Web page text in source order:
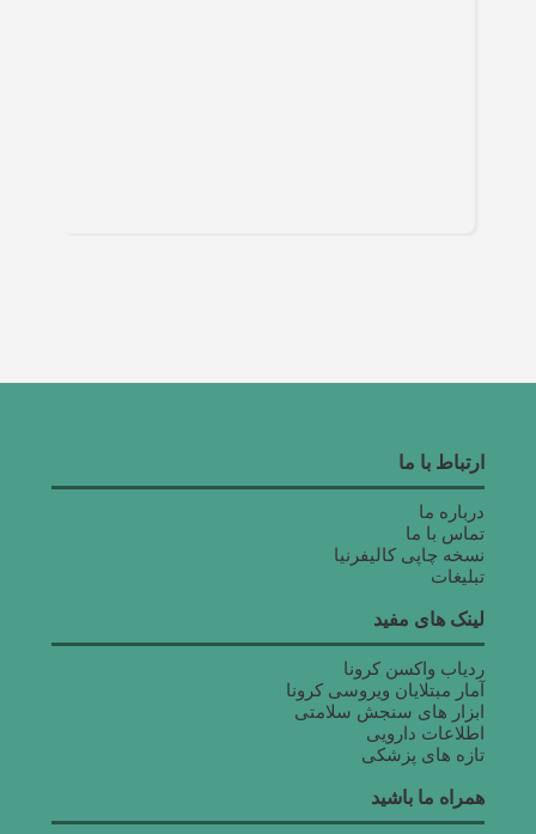
ارتباط با ما
درباره ما
تماس با ما
نسخه چاپی کالیفرنیا
تبلیغات
لینک های مفید
ردیاب واکسن کرونا
آمار مبتلایان ویروسی کرونا
ابزار های سنجش سلامتی
اطلاعات دارویی
تازه های پزشکی
همراه ما باشید